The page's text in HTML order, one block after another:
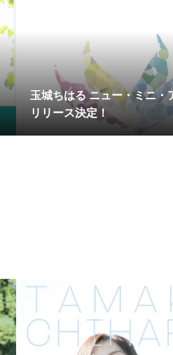
玉城ちはる ニュー・ミニ・
リリース決定！